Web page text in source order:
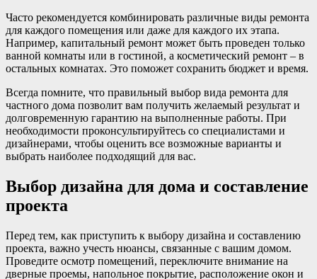
Часто рекомендуется комбинировать различные виды ремонта
для каждого помещения или даже для каждого их этапа.
Например, капитальный ремонт может быть проведен только
ванной комнаты или в гостиной, а косметический ремонт – в
остальных комнатах. Это поможет сохранить бюджет и время.
Всегда помните, что правильный выбор вида ремонта для
частного дома позволит вам получить желаемый результат и
долговременную гарантию на выполненные работы. При
необходимости проконсультируйтесь со специалистами и
дизайнерами, чтобы оценить все возможные варианты и
выбрать наиболее подходящий для вас.
Выбор дизайна для дома и составление
проекта
Перед тем, как приступить к выбору дизайна и составлению
проекта, важно учесть нюансы, связанные с вашим домом.
Проведите осмотр помещений, переключите внимание на
дверные проемы, напольное покрытие, расположение окон и